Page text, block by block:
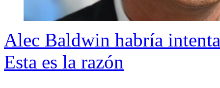
Alec Baldwin habría
Esta es la razón